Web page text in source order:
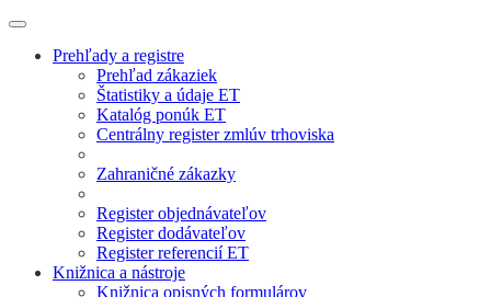
Prehľady a registre
Prehľad zákaziek
Štatistiky a údaje ET
Katalóg ponúk ET
Centrálny register zmlúv trhoviska
Zahraničné zákazky
Register objednávateľov
Register dodávateľov
Register referencií ET
Knižnica a nástroje
Knižnica opisných formulárov